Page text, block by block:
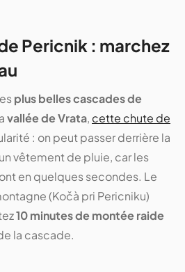
Pericnik : marchez
plus belles cascades de
vallée de Vrata, cette chute de
: on peut passer derrière la
vêtement de pluie, car les
en quelques secondes. Le
(Kočà pri Pericniku)
10 minutes de montée raide
la cascade.